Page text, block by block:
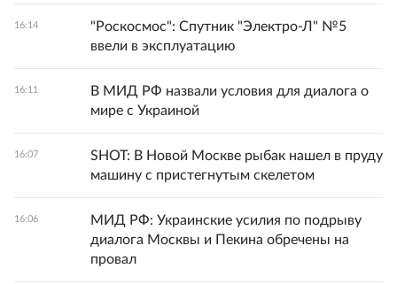
16:14
"Роскосмос": Спутник "Электро-Л" №5
ввели в эксплуатацию
16:11
В МИД РФ назвали условия для диалога о
мире с Украиной
16:07
SHOT: В Новой Москве рыбак нашел в пруду
машину с пристегнутым скелетом
16:06
МИД РФ: Украинские усилия по подрыву
диалога Москвы и Пекина обречены на
провал